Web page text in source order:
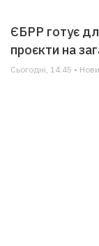
ЄБРР готує
проєкти на
Сьогодні, 14:45 •